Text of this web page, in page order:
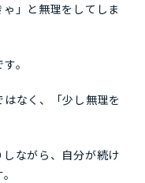
」と無理をしてしま
。
なく、「少し無理を
ながら、自分が続け